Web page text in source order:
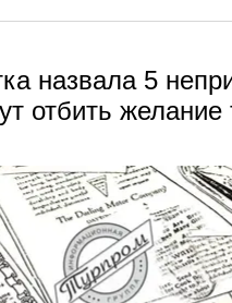
назвала 5
отбить желание